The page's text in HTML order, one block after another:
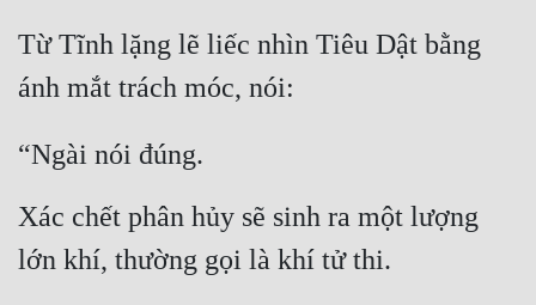
Từ Tĩnh lặng lẽ liếc nhìn Tiêu Dật bằng
ánh mắt trách móc, nói:
“Ngài nói đúng.
Xác chết phân hủy sẽ sinh ra một lượng
lớn khí, thường gọi là khí tử thi.